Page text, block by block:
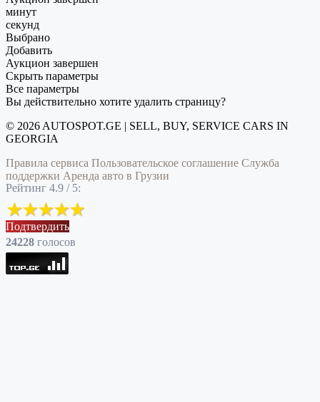
минут
секунд
Выбрано
Добавить
Аукцион завершен
Скрыть параметры
Все параметры
Вы действительно хотите удалить страницу?
© 2026 AUTOSPOT.GE | SELL, BUY, SERVICE CARS IN
GEORGIA
Правила сервиса Пользовательское соглашение Служба
поддержки Аренда авто в Грузии
Рейтинг 4.9 / 5:
Подтвердить
24228 голоcов